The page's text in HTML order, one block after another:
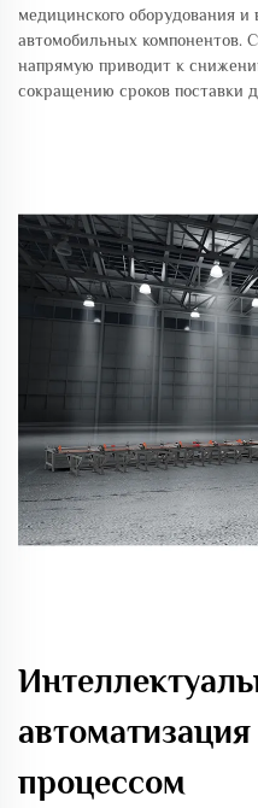
медицинского оборудования
автомобильных компонентов.
напрямую приводит к
сокращению сроков поставки
процессом